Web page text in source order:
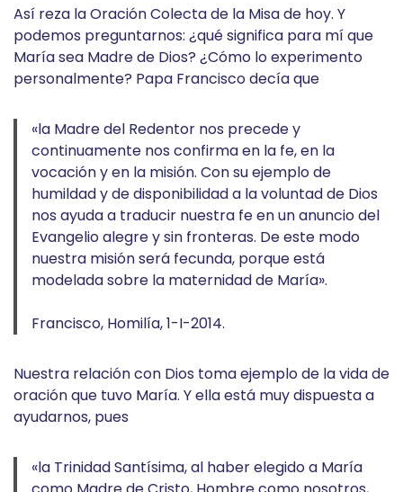
Así reza la Oración Colecta de la Misa de hoy. Y
podemos preguntarnos: ¿qué significa para mí que
María sea Madre de Dios? ¿Cómo lo experimento
personalmente? Papa Francisco decía que
«la Madre del Redentor nos precede y
continuamente nos confirma en la fe, en la
vocación y en la misión. Con su ejemplo de
humildad y de disponibilidad a la voluntad de Dios
nos ayuda a traducir nuestra fe en un anuncio del
Evangelio alegre y sin fronteras. De este modo
nuestra misión será fecunda, porque está
modelada sobre la maternidad de María».
Francisco, Homilía, 1-I-2014.
Nuestra relación con Dios toma ejemplo de la vida de
oración que tuvo María. Y ella está muy dispuesta a
ayudarnos, pues
«la Trinidad Santísima, al haber elegido a María